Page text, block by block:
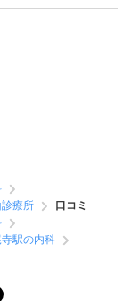
療所
口コミ
寺駅の内科